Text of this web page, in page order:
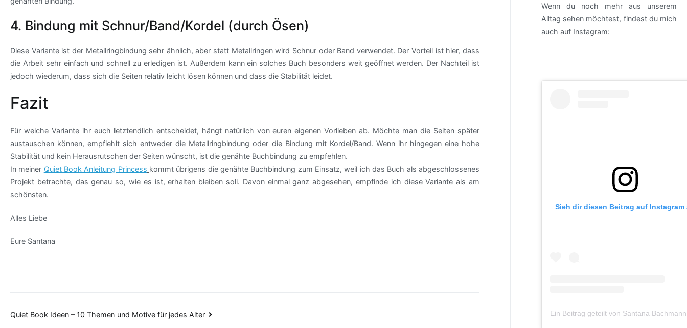
4. Bindung mit Schnur/Band/Kordel (durch Ösen)
Diese Variante ist der Metallringbindung sehr ähnlich, aber statt Metallringen wird Schnur oder Band verwendet. Der Vorteil ist hier, dass
die Arbeit sehr einfach und schnell zu erledigen ist. Außerdem kann ein solches Buch besonders weit geöffnet werden. Der Nachteil ist
jedoch wiederum, dass sich die Seiten relativ leicht lösen können und dass die Stabilität leidet.
Fazit
Für welche Variante ihr euch letztendlich entscheidet, hängt natürlich von euren eigenen Vorlieben ab. Möchte man die Seiten später
austauschen können, empfiehlt sich entweder die Metallringbindung oder die Bindung mit Kordel/Band. Wenn ihr hingegen eine hohe
Stabilität und kein Herausrutschen der Seiten wünscht, ist die genähte Buchbindung zu empfehlen.
In meiner Quiet Book Anleitung Princess kommt übrigens die genähte Buchbindung zum Einsatz, weil ich das Buch als abgeschlossenes
Projekt betrachte, das genau so, wie es ist, erhalten bleiben soll. Davon einmal ganz abgesehen, empfinde ich diese Variante als am
schönsten.
Alles Liebe
Eure Santana
Beitragsnavigation
Quiet Book Ideen – 10 Themen und Motive für jedes Alter
Wenn du noch mehr aus unserem
Alltag sehen möchtest, findest du mich
auch auf Instagram:
Sieh dir diesen Beitrag auf Instagram